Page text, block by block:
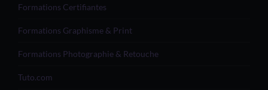
Formations Certifiantes
Formations Graphisme & Print
Formations Photographie & Retouche
Tuto.com